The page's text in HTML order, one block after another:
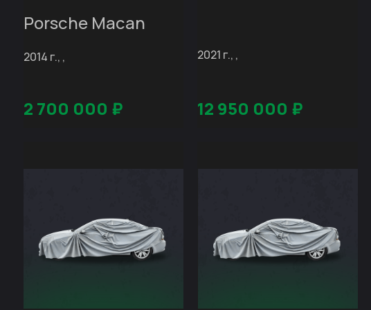
Porsche Macan
2014 г., ,
2 700 000 ₽
2021 г., ,
12 950 000 ₽